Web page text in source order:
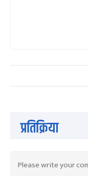
प्रतिक्रिया